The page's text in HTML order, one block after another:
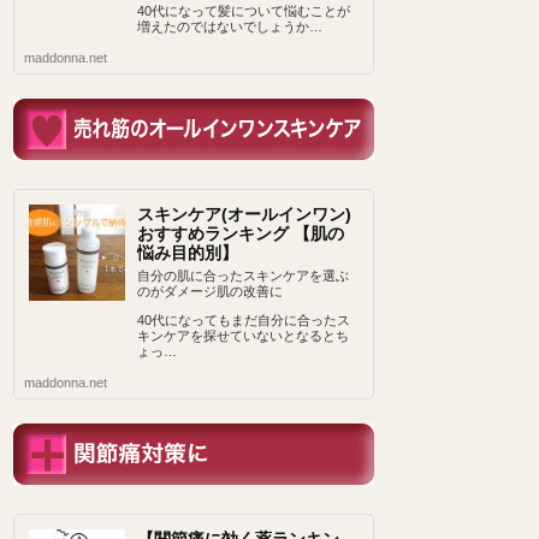
40代になって髪について悩むことが
増えたのではないでしょうか…
maddonna.net
スキンケア(オールインワン)
おすすめランキング 【肌の
悩み目的別】
自分の肌に合ったスキンケアを選ぶ
のがダメージ肌の改善に
40代になってもまだ自分に合ったス
キンケアを探せていないとなるとち
ょっ…
maddonna.net